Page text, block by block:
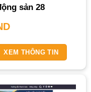
sản 28
XEM THÔNG TIN